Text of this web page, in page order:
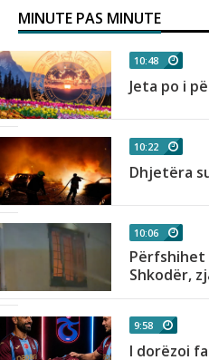
MINUTE PAS MINUTE
10:48
Jeta po i
10:22
Dhjetëra
10:06
Përfshihet
Shkodër,
9:58
I dorëzoi